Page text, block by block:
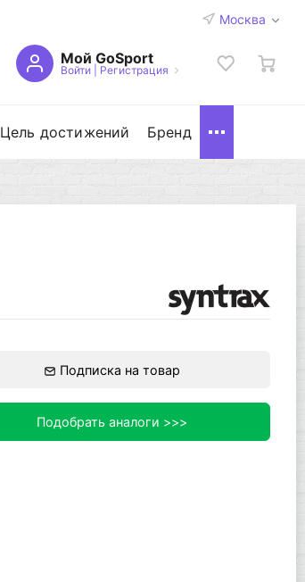
Москва
Мой GoSport
Войти| Регистрация
Цель достижений Бренд
Подписка на товар
Подобрать аналоги >>>